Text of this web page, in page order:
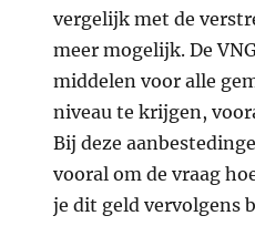
vergelijk met de
meer mogelijk. De
middelen voor alle
niveau te krijgen,
Bij deze
vooral om de vraag
je dit geld vervolgens